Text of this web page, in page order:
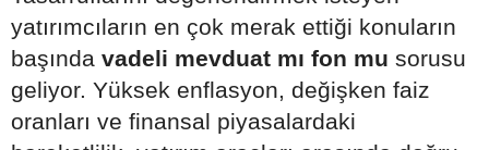
yatırımcıların en çok merak ettiği konuların
başında vadeli mevduat mı fon mu sorusu
geliyor. Yüksek enflasyon, değişken faiz
oranları ve finansal piyasalardaki